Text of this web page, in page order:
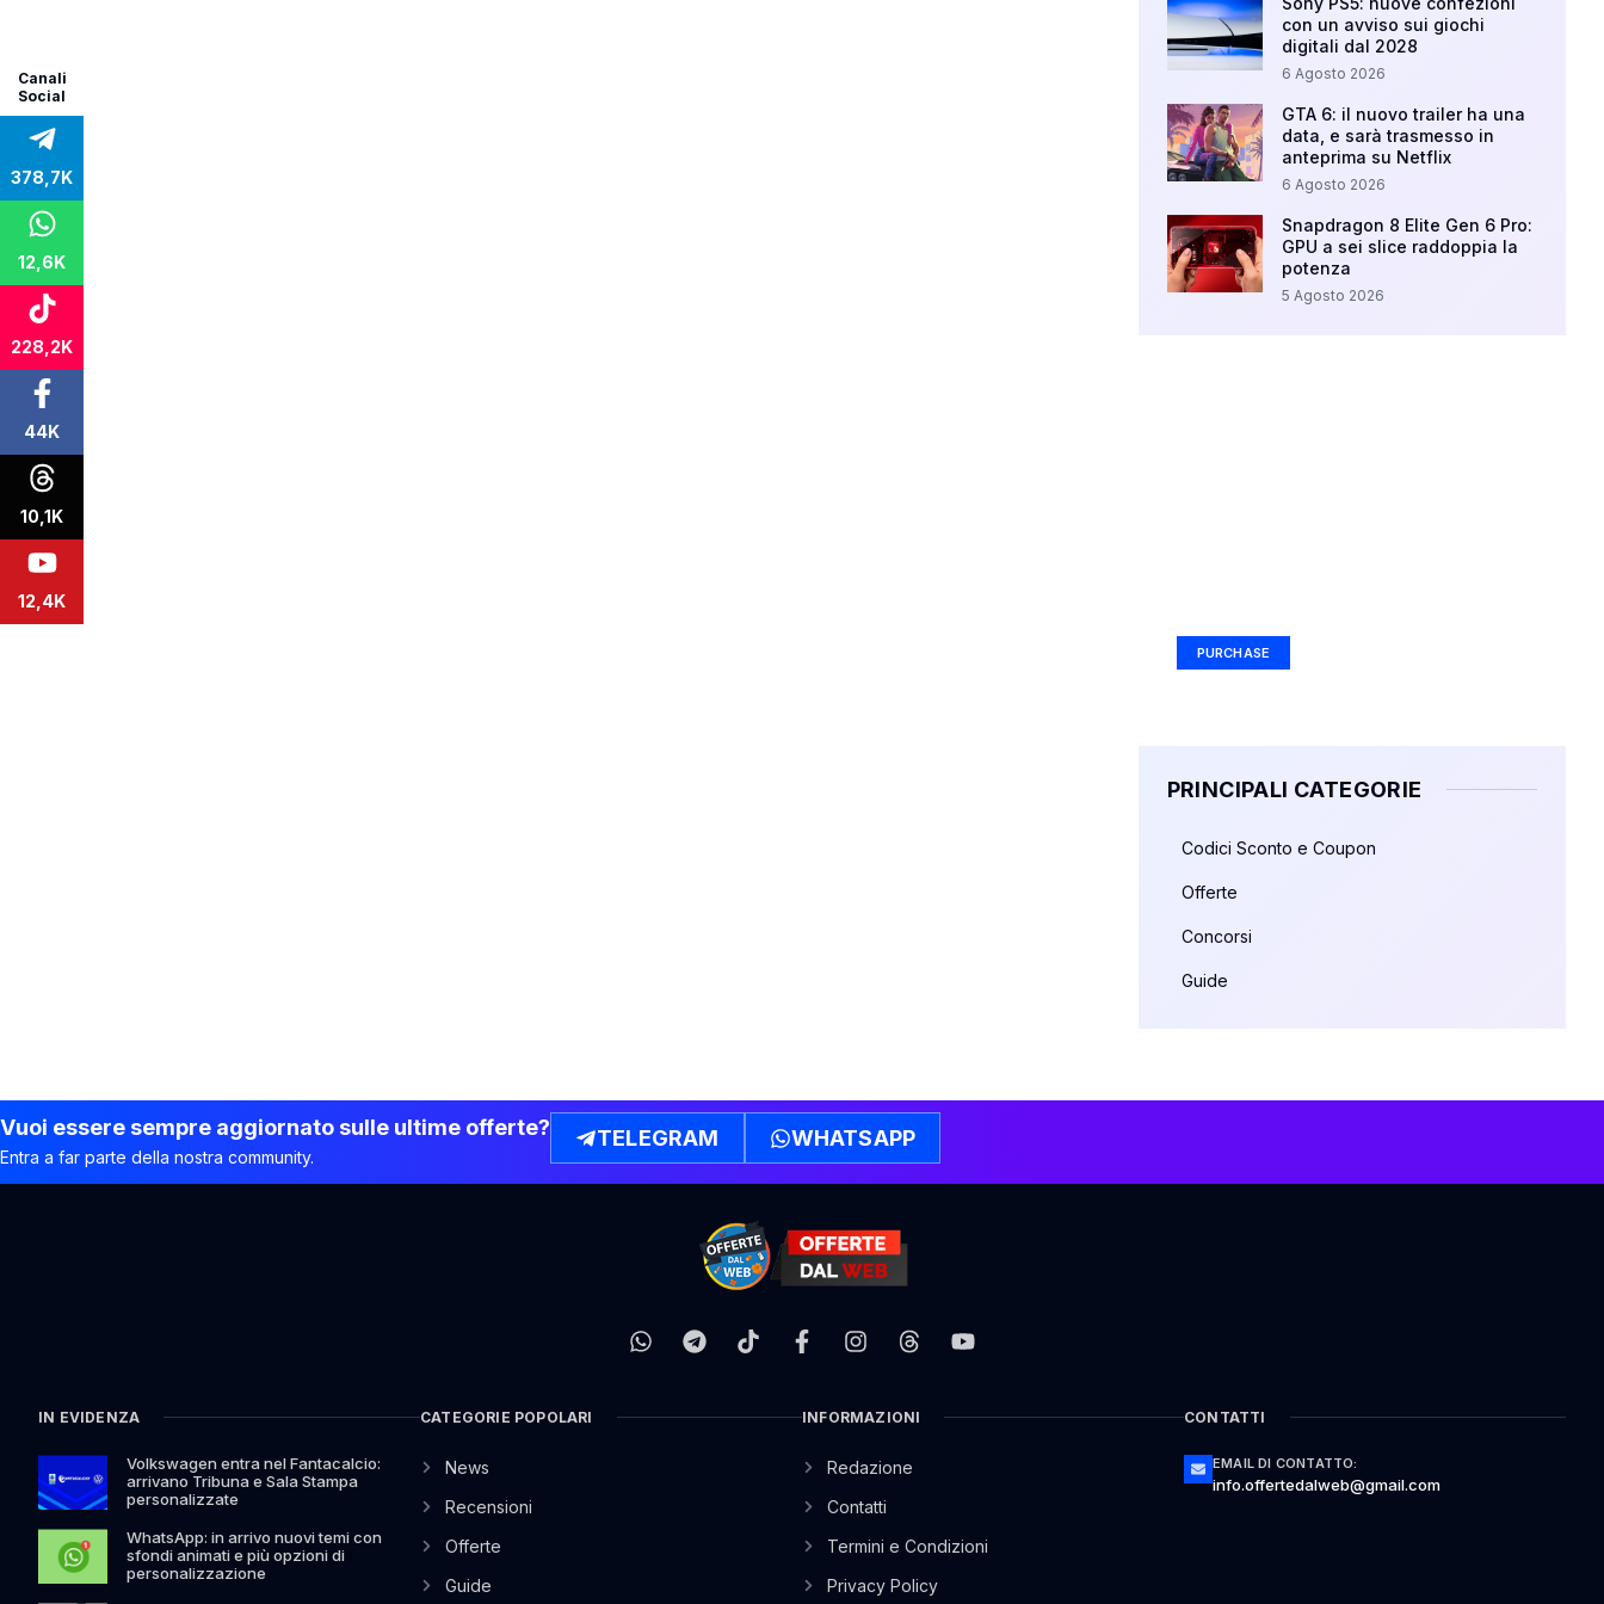
Canali
Social
378,7K
12,6K
228,2K
44K
10,1K
12,4K
con un avviso sui giochi
digitali dal 2028
6 Agosto 2026
GTA 6: il nuovo trailer ha una
data, e sarà trasmesso in
anteprima su Netflix
6 Agosto 2026
Snapdragon 8 Elite Gen 6 Pro:
GPU a sei slice raddoppia la
potenza
5 Agosto 2026
PURCHASE
PRINCIPALI CATEGORIE
Codici Sconto e Coupon
Offerte
Concorsi
Guide
Vuoi essere sempre aggiornato sulle ultime offerte?
Entra a far parte della nostra community.
TELEGRAM WHATSAPP
IN EVIDENZA
Volkswagen entra nel Fantacalcio:
arrivano Tribuna e Sala Stampa
personalizzate
WhatsApp: in arrivo nuovi temi con
sfondi animati e più opzioni di
personalizzazione
CATEGORIE POPOLARI
News
Recensioni
Offerte
Guide
INFORMAZIONI
Redazione
Contatti
Termini e Condizioni
Privacy Policy
CONTATTI
EMAIL DI CONTATTO:
info.offertedalweb@gmail.com